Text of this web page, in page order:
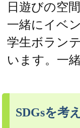
日遊びの空
一緒にイベ
学生ボラン
います。一
SDGsを考